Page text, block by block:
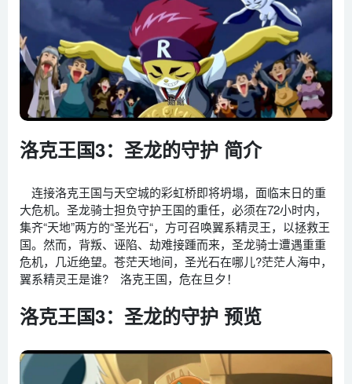
洛克王国3：圣龙的守护 简介
连接洛克王国与天空城的彩虹桥即将坍塌，面临末日的重
大危机。圣龙骑士担负守护王国的重任，必须在72小时内，
集齐“天地”两方的“圣光石“，方可召唤翼系精灵王，以拯救王
国。然而，背叛、诬陷、劫难接踵而来，圣龙骑士遭遇重重
危机，几近绝望。苍茫天地间，圣光石在哪儿?茫茫人海中，
翼系精灵王是谁? 洛克王国，危在旦夕！
洛克王国3：圣龙的守护 预览